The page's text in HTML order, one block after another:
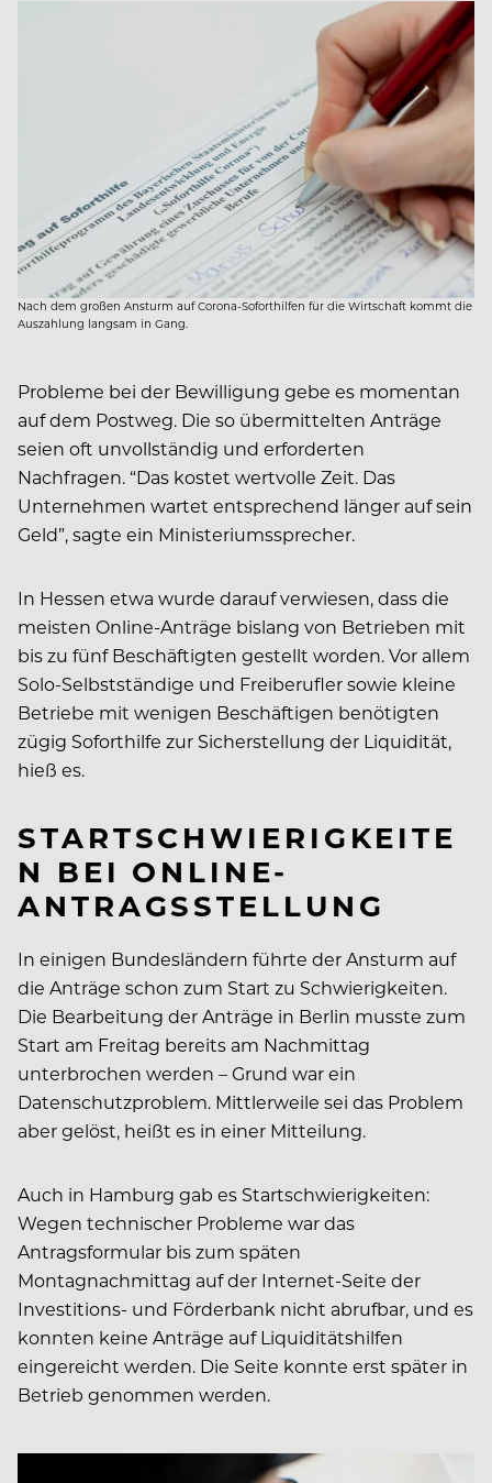
Nach dem großen Ansturm auf Corona-Soforthilfen für die Wirtschaft kommt die
Auszahlung langsam in Gang.
Probleme bei der Bewilligung gebe es momentan
auf dem Postweg. Die so übermittelten Anträge
seien oft unvollständig und erforderten
Nachfragen. “Das kostet wertvolle Zeit. Das
Unternehmen wartet entsprechend länger auf sein
Geld”, sagte ein Ministeriumssprecher.
In Hessen etwa wurde darauf verwiesen, dass die
meisten Online-Anträge bislang von Betrieben mit
bis zu fünf Beschäftigten gestellt worden. Vor allem
Solo-Selbstständige und Freiberufler sowie kleine
Betriebe mit wenigen Beschäftigen benötigten
zügig Soforthilfe zur Sicherstellung der Liquidität,
hieß es.
STARTSCHWIERIGKEITE
N BEI ONLINE-
ANTRAGSSTELLUNG
In einigen Bundesländern führte der Ansturm auf
die Anträge schon zum Start zu Schwierigkeiten.
Die Bearbeitung der Anträge in Berlin musste zum
Start am Freitag bereits am Nachmittag
unterbrochen werden – Grund war ein
Datenschutzproblem. Mittlerweile sei das Problem
aber gelöst, heißt es in einer Mitteilung.
Auch in Hamburg gab es Startschwierigkeiten:
Wegen technischer Probleme war das
Antragsformular bis zum späten
Montagnachmittag auf der Internet-Seite der
Investitions- und Förderbank nicht abrufbar, und es
konnten keine Anträge auf Liquiditätshilfen
eingereicht werden. Die Seite konnte erst später in
Betrieb genommen werden.